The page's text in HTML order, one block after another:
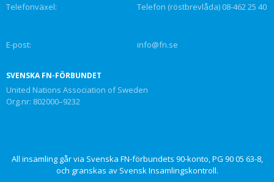
Telefonväxel:
Telefon (röstbrevlåda) 08-462 25 40
E-post: info@fn.se
SVENSKA FN-FÖRBUNDET
United Nations Association of Sweden
Org.nr: 802000–9232
All insamling går via Svenska FN-förbundets 90-konto, PG 90 05 63-8,
och granskas av Svensk Insamlingskontroll.